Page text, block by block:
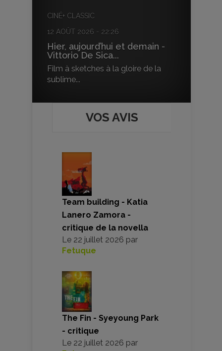
CINÉ+ CLASSIC
12 AOÛT 2026 - 22:26
Hier, aujourd’hui et demain -
Vittorio De Sica...
Film à sketches à la gloire de la
sublime...
VOS AVIS
Team building - Katia
Lanero Zamora -
critique de la novella
Le 22 juillet 2026 par
Fetuque
The Fin - Syeyoung Park
- critique
Le 22 juillet 2026 par